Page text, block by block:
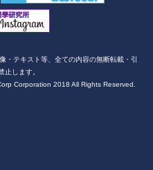
・テキスト等、全ての内容の無断転載・引
止します。
Corporation 2018 All Rights Reserved.